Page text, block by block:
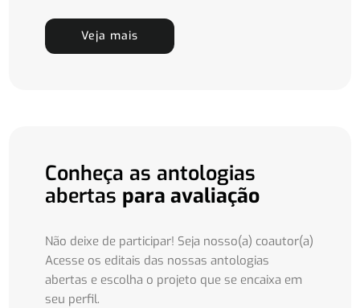
Veja mais
Conheça as antologias
abertas para avaliação
Não deixe de participar! Seja nosso(a) coautor(a)
Acesse os editais das nossas antologias
abertas e escolha o projeto que se encaixa em
seu perfil.